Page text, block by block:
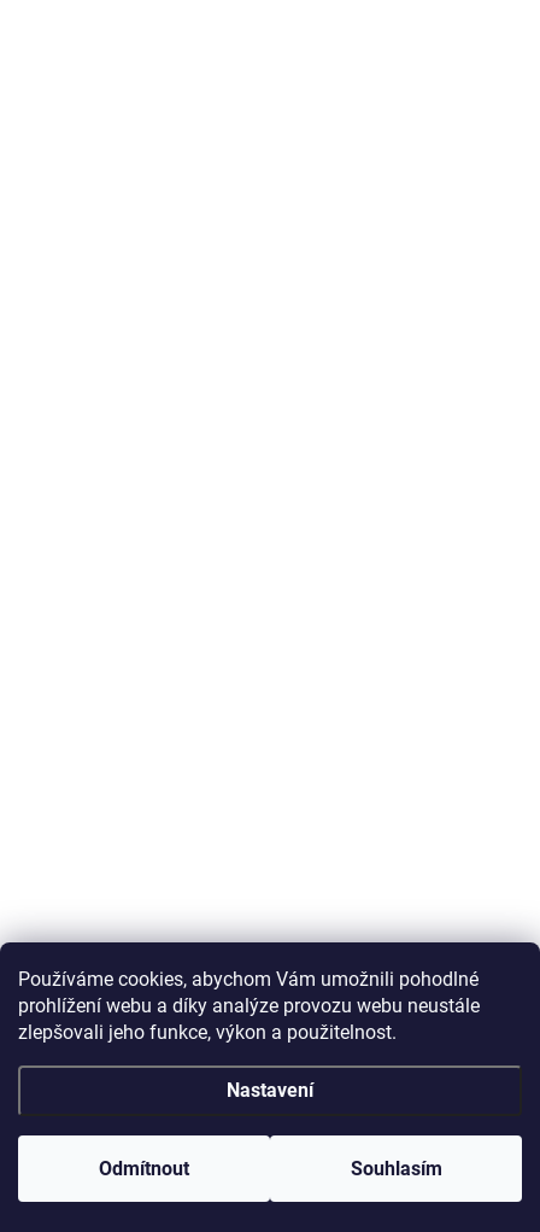
Používáme cookies, abychom Vám umožnili pohodlné
prohlížení webu a díky analýze provozu webu neustále
zlepšovali jeho funkce, výkon a použitelnost.
Nastavení
Odmítnout Souhlasím